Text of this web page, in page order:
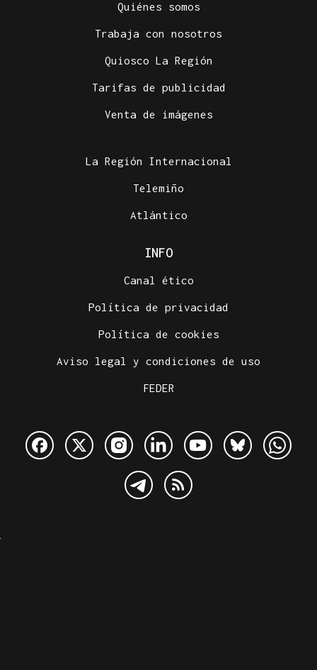
Quiénes somos
Trabaja con nosotros
Quiosco La Región
Tarifas de publicidad
Venta de imágenes
La Región Internacional
Telemiño
Atlántico
INFO
Canal ético
Política de privacidad
Política de cookies
Aviso legal y condiciones de uso
FEDER